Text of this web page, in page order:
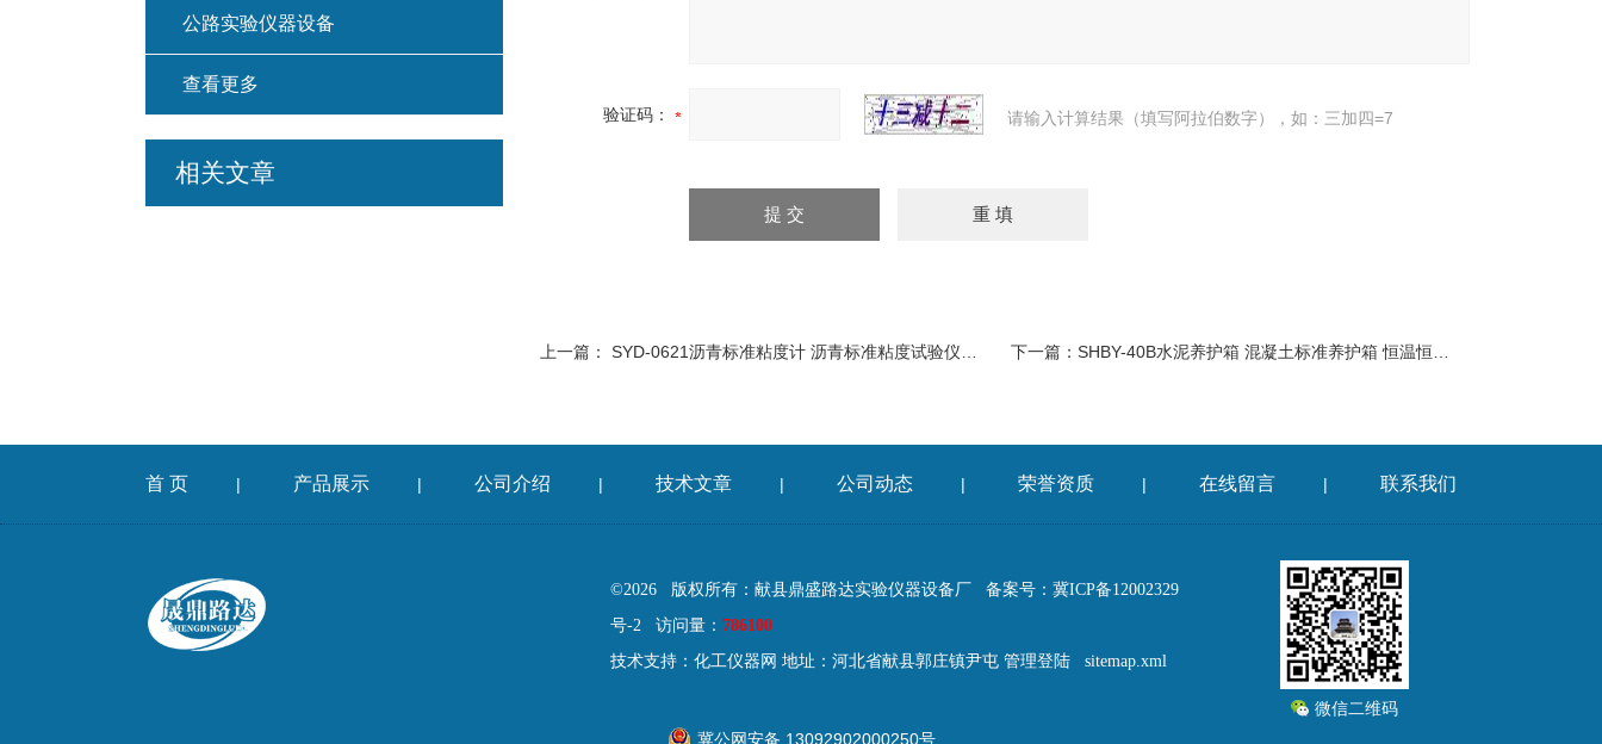
验证码： 请输入计算结果（填写阿拉伯数字），如：三加四=7
上一篇： SYD-0621沥青标准粘度计 沥青标准粘度试验仪粘度试验器 下一篇： SHBY-40B水泥养护箱 混凝土标准养护箱 恒温恒湿试验箱厂家
公路实验仪器设备
查看更多
相关文章
首 页 | 产品展示 | 公司介绍 | 技术文章 | 公司动态 | 荣誉资质 | 在线留言 | 联系我们
©2026 版权所有：献县鼎盛路达实验仪器设备厂 备案号：冀ICP备12002329
号-2 访问量： 786100
技术支持： 化工仪器网 地址：河北省献县郭庄镇尹屯 管理登陆 sitemap.xml
微信二维码
冀公网安备 13092902000250号